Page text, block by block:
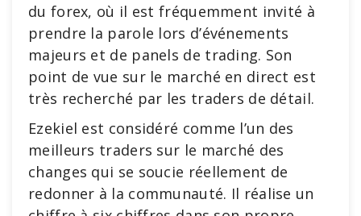
du forex, où il est fréquemment invité à
prendre la parole lors d’événements
majeurs et de panels de trading. Son
point de vue sur le marché en direct est
très recherché par les traders de détail.
Ezekiel est considéré comme l’un des
meilleurs traders sur le marché des
changes qui se soucie réellement de
redonner à la communauté. Il réalise un